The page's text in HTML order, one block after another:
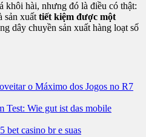
khôi hài, nhưng đó là điều có thật:
sản xuất tiết kiệm được một
dây chuyền sản xuất hàng loạt số
o Máximo dos Jogos no R7
Wie gut ist das mobile
bet casino br e suas